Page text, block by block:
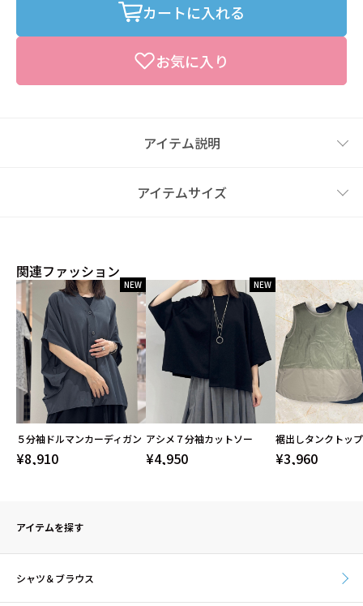
カートに入れる
お気に入り
アイテム説明
アイテムサイズ
関連ファッション
NEW
５分袖ドルマンカーディガン
¥8,910
NEW
アシメ７分袖カットソー
¥4,950
裾出しタンクトップ
¥3,960
アイテムを探す
シャツ＆ブラウス